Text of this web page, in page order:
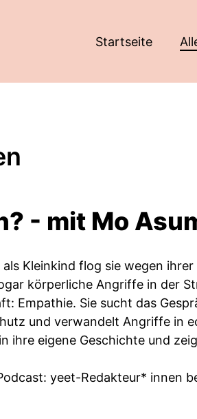
Startseite
- mit Mo
Kleinkind flog sie wegen
körperliche Angriffe in der
Empathie. Sie sucht das
und verwandelt Angriffe in
ihre eigene Geschichte und
yeet-Redakteur* innen